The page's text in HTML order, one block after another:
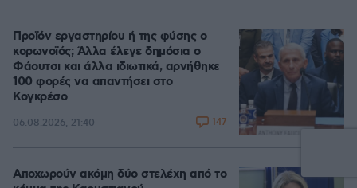
Προϊόν εργαστηρίου ή της φύσης ο
κορωνοϊός; Άλλα έλεγε δημόσια ο
Φάουτσι και άλλα ιδιωτικά, αρνήθηκε
100 φορές να απαντήσει στο
Κογκρέσο
06.08.2026, 21:40 147
Αποχωρούν ακόμη δύο στελέχη από το